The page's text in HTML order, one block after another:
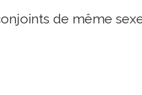
de même